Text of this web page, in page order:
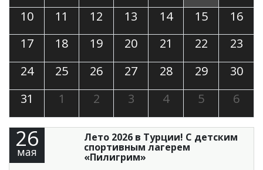
10 11 12 13 14 15
16
17
18 19 20 21 22
23
24
25 26 27 28 29
30
31
1 2 3 4 5 6
26
мая
Лето 2026 в Турции! С детским
спортивным лагерем
«Пилигрим»